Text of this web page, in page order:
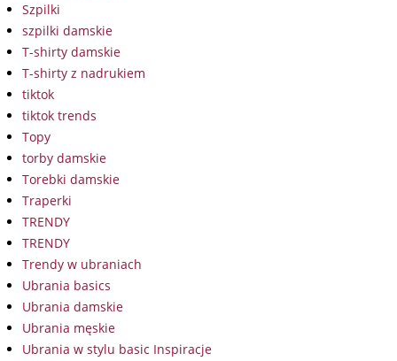
Szpilki
szpilki damskie
T-shirty damskie
T-shirty z nadrukiem
tiktok
tiktok trends
Topy
torby damskie
Torebki damskie
Traperki
TRENDY
TRENDY
Trendy w ubraniach
Ubrania basics
Ubrania damskie
Ubrania męskie
Ubrania w stylu basic Inspiracje